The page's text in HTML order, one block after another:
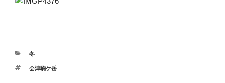
カ
ゴ
冬
タ
会津駒ケ岳